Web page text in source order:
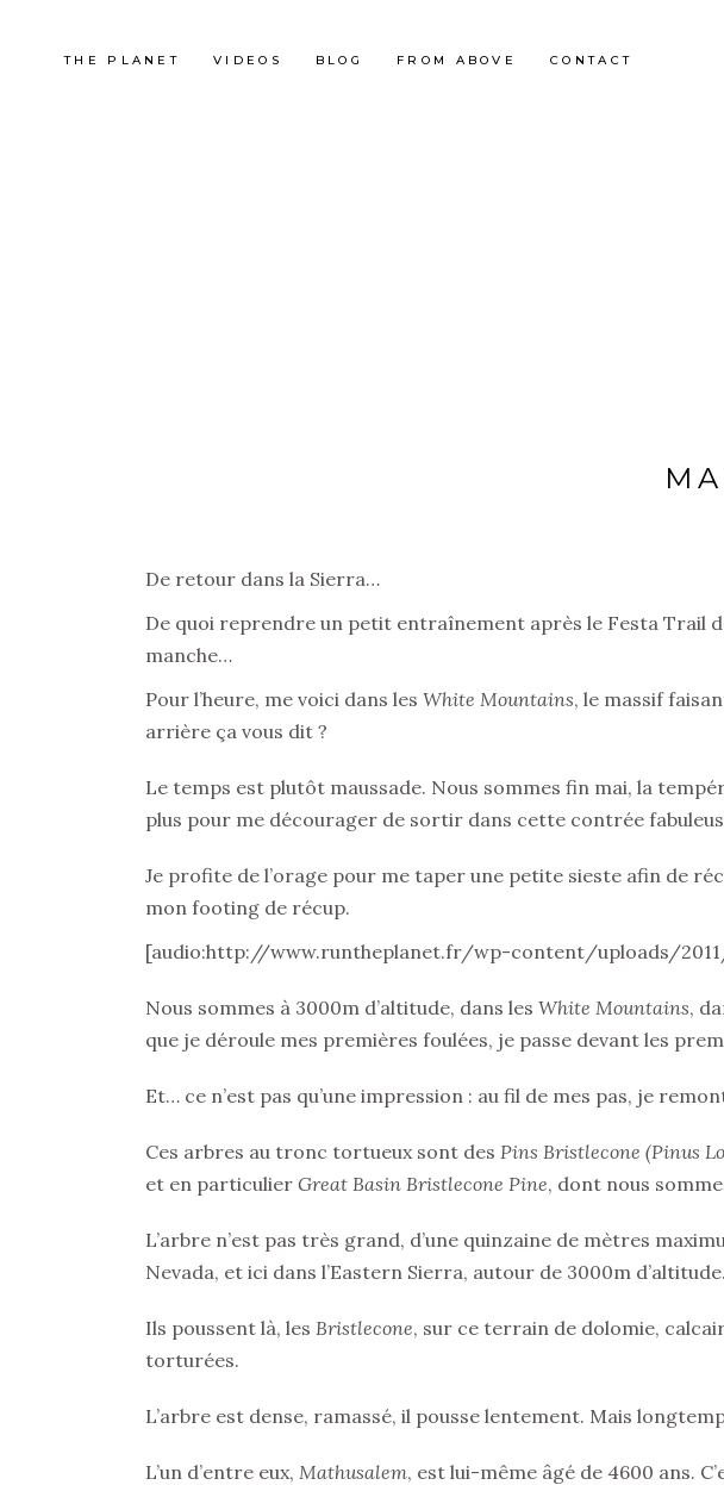
THE PLANET VIDEOS BLOG FROM ABOVE CONTACT
De retour dans la Sierra…
De quoi reprendre un petit entraînement après le Festa Trail
manche…
Pour l’heure, me voici dans les White Mountains, le massif
arrière ça vous dit ?
Le temps est plutôt maussade. Nous sommes fin mai, la
plus pour me décourager de sortir dans cette contrée
Je profite de l’orage pour me taper une petite sieste afin de
mon footing de récup.
[audio:http://www.runtheplanet.fr/wp-content/uploads/
Nous sommes à 3000m d’altitude, dans les White Mountains,
que je déroule mes premières foulées, je passe devant les
Et… ce n’est pas qu’une impression : au fil de mes pas, je
Ces arbres au tronc tortueux sont des Pins Bristlecone (Pinus
et en particulier Great Basin Bristlecone Pine, dont nous
L’arbre n’est pas très grand, d’une quinzaine de mètres
Nevada, et ici dans l’Eastern Sierra, autour de 3000m d’altitude.
Ils poussent là, les Bristlecone, sur ce terrain de dolomie,
torturées.
L’arbre est dense, ramassé, il pousse lentement. Mais
L’un d’entre eux, Mathusalem, est lui-même âgé de 4600 ans.